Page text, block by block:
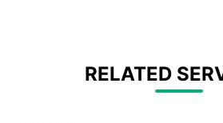
RELATED